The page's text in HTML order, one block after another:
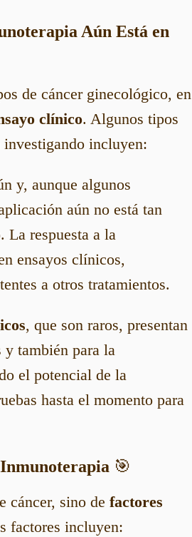
Aún Está en
de cáncer ginecológico, en
clínico. Algunos tipos
investigando incluyen:
y, aunque algunos
aún no está tan
La respuesta a la
ensayos clínicos,
a otros tratamientos.
, que son raros, presentan
y también para la
el potencial de la
hasta el momento para
🎯
cáncer, sino de factores
factores incluyen: